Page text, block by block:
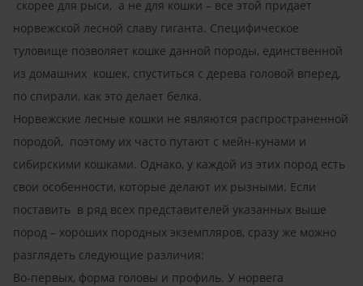
скорее для рыси, а не для кошки – все этой придает
норвежской лесной славу гиганта. Специфическое
туловище позволяет кошке данной породы, единственной
из домашних кошек, спуститься с дерева головой вперед,
по спирали, как это делает белка.
Норвежские лесные кошки не являются распространенной
породой, поэтому их часто путают с мейн-кунами и
сибирскими кошками. Однако, у каждой из этих пород есть
свои особенности, которые делают их рызными. Если
поставить в ряд всех представителей указанных выше
пород – хороших породных экземпляров, сразу же можно
разглядеть следующие различия:
Во-первых, форма головы и профиль. У норвега